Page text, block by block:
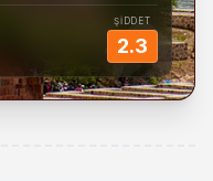
ŞİDDET
2.3